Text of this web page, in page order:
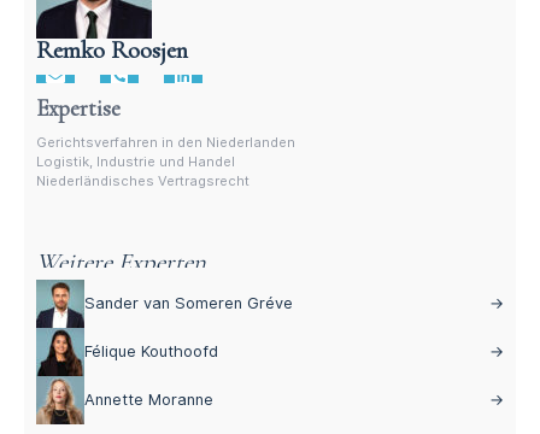
Remko Roosjen
Anwalt für niederländisches Vertragsrecht
Expertise
Gerichtsverfahren in den Niederlanden
Logistik, Industrie und Handel
Niederländisches Vertragsrecht
Weitere Experten
Sander van Someren Gréve →
Félique Kouthoofd →
Annette Moranne →